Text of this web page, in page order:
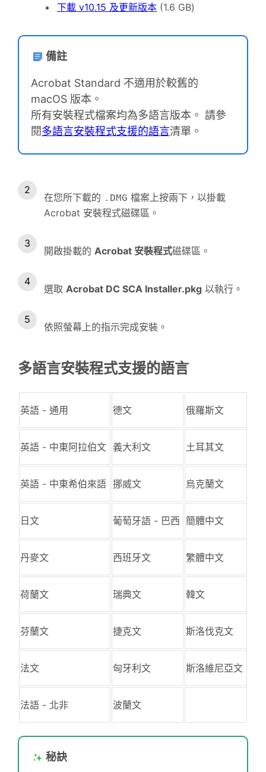
下載 v10.15 及更新版本 (1.6 GB)
備註
Acrobat Standard 不適用於較舊的
macOS 版本。
所有安裝程式檔案均為多語言版本。 請參
閱多語言安裝程式支援的語言清單。
在您所下載的 .DMG 檔案上按兩下，以掛載
Acrobat 安裝程式磁碟區。
開啟掛載的 Acrobat 安裝程式磁碟區。
選取 Acrobat DC SCA Installer.pkg 以執行。
依照螢幕上的指示完成安裝。
多語言安裝程式支援的語言
英語 - 通用 德文 俄羅斯文
英語 - 中東阿拉伯文 義大利文 土耳其文
英語 - 中東希伯來語 挪威文 烏克蘭文
日文 葡萄牙語 - 巴西 簡體中文
丹麥文 西班牙文 繁體中文
荷蘭文 瑞典文 韓文
芬蘭文 捷克文 斯洛伐克文
法文 匈牙利文 斯洛維尼亞文
法語 - 北非 波蘭文
秘訣